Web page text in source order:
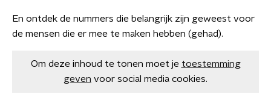
En ontdek de nummers die belangrijk zijn geweest voor
de mensen die er mee te maken hebben (gehad).
Om deze inhoud te tonen moet je toestemming
geven voor social media cookies.